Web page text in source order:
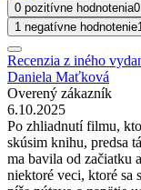
0 pozitívne hodnotenia0
1 negatívne hodnotenie
Recenzia z iného
Daniela Maťková
Overený zákazník
6.10.2025
Po zhliadnutí filmu,
skúsim knihu, predsa
ma bavila od začiatku
niektoré veci, ktoré sa